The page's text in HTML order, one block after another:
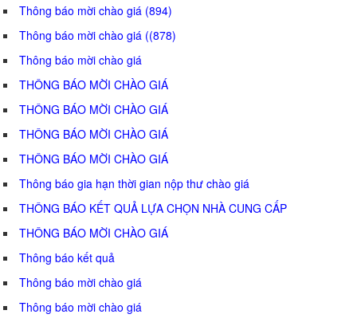
Thông báo mời chào giá (894)
Thông báo mời chào giá ((878)
Thông báo mời chào giá
THÔNG BÁO MỜI CHÀO GIÁ
THÔNG BÁO MỜI CHÀO GIÁ
THÔNG BÁO MỜI CHÀO GIÁ
THÔNG BÁO MỜI CHÀO GIÁ
Thông báo gia hạn thời gian nộp thư chào giá
THÔNG BÁO KẾT QUẢ LỰA CHỌN NHÀ CUNG CẤP
THÔNG BÁO MỜI CHÀO GIÁ
Thông báo kết quả
Thông báo mời chào giá
Thông báo mời chào giá